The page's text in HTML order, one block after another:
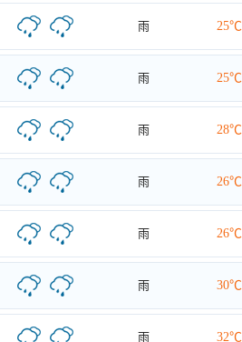
雨 25℃
雨 25℃
雨 28℃
雨 26℃
雨 26℃
雨 30℃
雨 32℃